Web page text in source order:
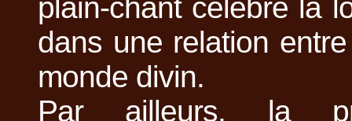
plain-chant célèbre la
dans une relation
monde divin.
Par ailleurs, la